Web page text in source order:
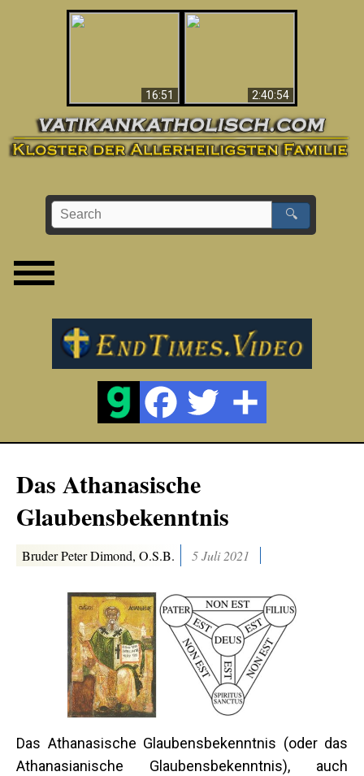
16:51
2:40:54
🔍
Das Athanasische
Glaubensbekenntnis
Bruder Peter Dimond, O.S.B. 5 Juli 2021
Das Athanasische Glaubensbekenntnis (oder das
Athanasianische Glaubensbekenntnis), auch